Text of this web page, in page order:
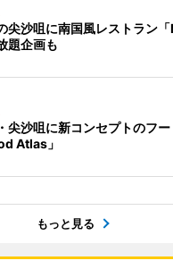
尖沙咀に南国風レストラン
題企画も
尖沙咀に新コンセプトのフー
Atlas」
もっと見る